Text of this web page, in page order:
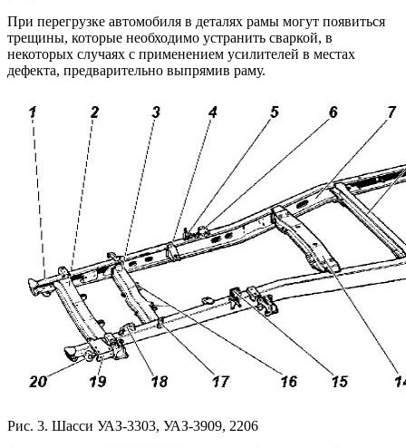
При перегрузке автомобиля в деталях рамы могут появиться
трещины, которые необходимо устранить сваркой, в
некоторых случаях с применением усилителей в местах
дефекта, предварительно выпрямив раму.
Рис. 3. Шасси УАЗ-3303, УАЗ-3909, 2206